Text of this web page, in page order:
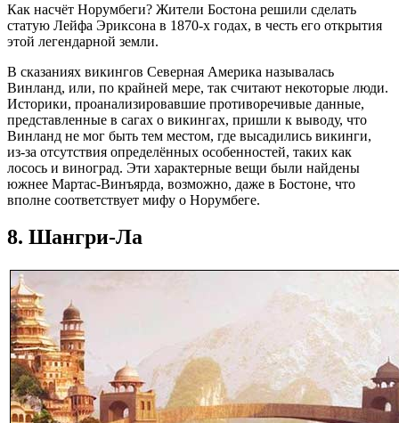
Как насчёт Норумбеги? Жители Бостона решили сделать
статую Лейфа Эриксона в 1870-х годах, в честь его открытия
этой легендарной земли.
В сказаниях викингов Северная Америка называлась
Винланд, или, по крайней мере, так считают некоторые люди.
Историки, проанализировавшие противоречивые данные,
представленные в сагах о викингах, пришли к выводу, что
Винланд не мог быть тем местом, где высадились викинги,
из-за отсутствия определённых особенностей, таких как
лосось и виноград. Эти характерные вещи были найдены
южнее Мартас-Винъярда, возможно, даже в Бостоне, что
вполне соответствует мифу о Норумбеге.
8. Шангри-Ла